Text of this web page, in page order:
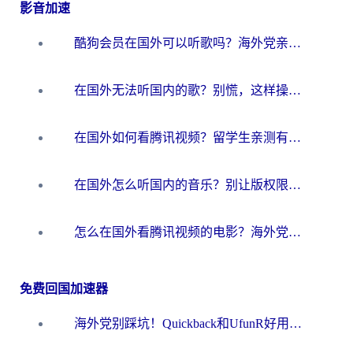
影音加速
酷狗会员在国外可以听歌吗？海外党亲测有效：3步解决音乐权限难题
在国外无法听国内的歌？别慌，这样操作就能畅听QQ音乐（附亲测加速器推荐）
在国外如何看腾讯视频？留学生亲测有效的回国加速方案
在国外怎么听国内的音乐？别让版权限制断了你的华语歌单
怎么在国外看腾讯视频的电影？海外党亲测有效的回国加速指南
免费回国加速器
海外党别踩坑！Quickback和UfunR好用吗？选对回国加速器才能无缝刷国内资源